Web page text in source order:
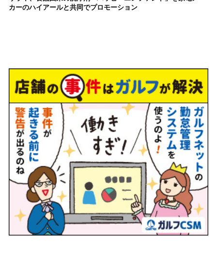
カーのハイアールと共同でプロモーション